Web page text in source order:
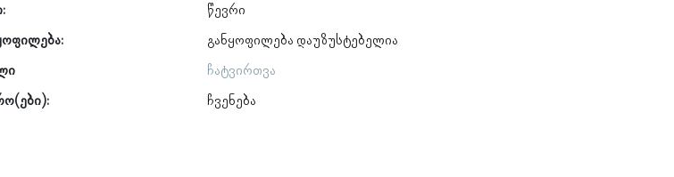
წევრი
განყოფილება დაუზუსტებელია
ჩატვირთვა
ჩვენება